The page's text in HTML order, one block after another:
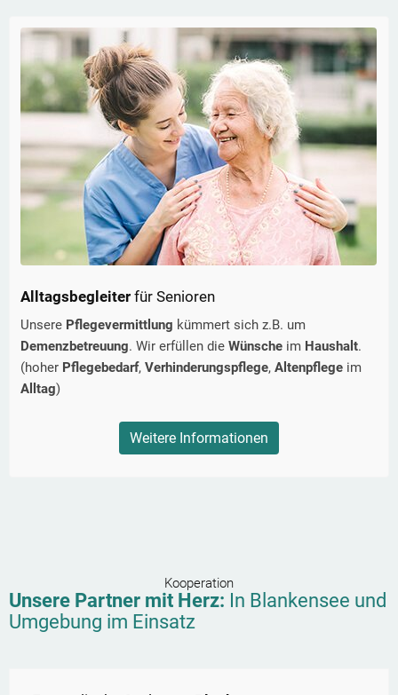
Alltagsbegleiter für Senioren
Unsere Pflegevermittlung kümmert sich z.B. um
Demenzbetreuung. Wir erfüllen die Wünsche im Haushalt.
(hoher Pflegebedarf, Verhinderungspflege, Altenpflege im
Alltag)
Weitere Informationen
Kooperation
Unsere Partner mit Herz: In Blankensee und
Umgebung im Einsatz